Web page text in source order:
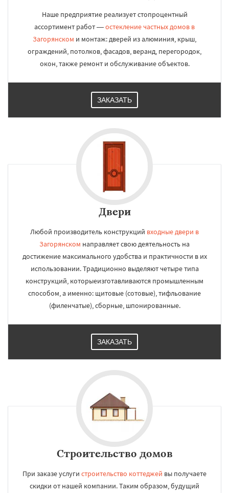
Наше предприятие реализует стопроцентный
ассортимент работ —остекление частных домов в
Загорянском и монтаж: дверей из алюминия, крыш,
ограждений, потолков, фасадов, веранд, перегородок,
окон, также ремонт и обслуживание объектов.
ЗАКАЗАТЬ
Двери
Любой производитель конструкций входные двери в
Загорянском направляет свою деятельность на
достижение максимального удобства и практичности в их
использовании. Традиционно выделяют четыре типа
конструкций, которыеизготавливаются промышленным
способом, а именно: щитовые (сотовые), тифльование
(филенчатые), сборные, шпонированные.
ЗАКАЗАТЬ
Строительство домов
При заказе услуги строительство коттеджей вы получаете
скидки от нашей компании. Таким образом, будущий